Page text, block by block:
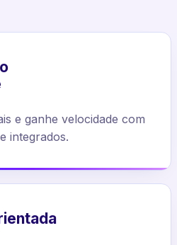
e ganhe velocidade com
integrados.